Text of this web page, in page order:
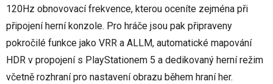
120Hz obnovovací frekvence, kterou oceníte zejména při
připojení herní konzole. Pro hráče jsou pak připraveny
pokročilé funkce jako VRR a ALLM, automatické mapování
HDR v propojení s PlayStationem 5 a dedikovaný herní režim
včetně rozhraní pro nastavení obrazu během hraní her.